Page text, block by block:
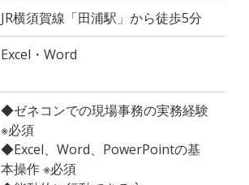
JR横須賀線「田浦駅」から徒歩5分
Excel・Word
◆ゼネコンでの現場事務の実務経験
※必須
◆Excel、Word、PowerPointの基
本操作 ※必須